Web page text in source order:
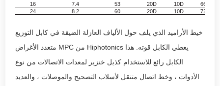
16
7.4 53 20D 10D
660
24
8.2 60 20D 10D 720
خيط الأراميد الذي يلف حول الألياف العازلة الضيقة في كابل التوزيع
متعدد الأغراض MPC من Hiphotonics يعطي الكابل قوته. هذا
الكابل رائع للاستخدام كذيل خنزير لمعدات الاتصالات من نوع
الأدوات ، وخط اتصال متنقل لأسلاب التصحيح والموصلات ، والعديد